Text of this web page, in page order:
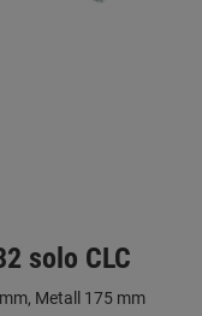
solo CLC
Metall 175 mm